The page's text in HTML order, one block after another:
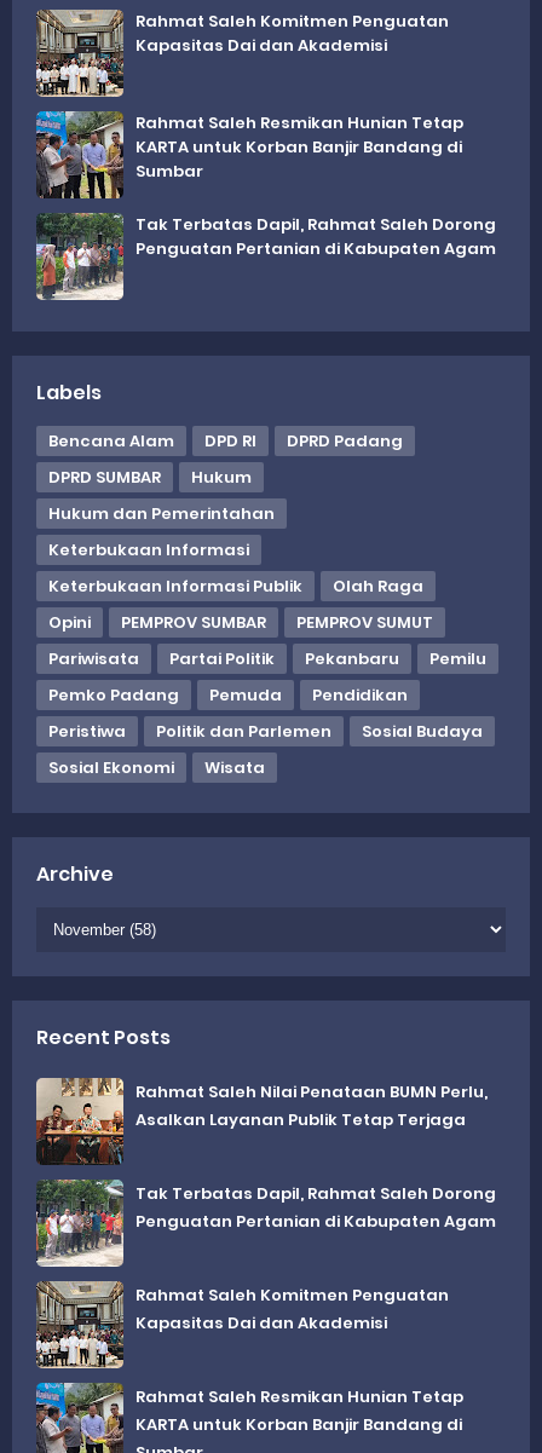
Rahmat Saleh Komitmen Penguatan
Kapasitas Dai dan Akademisi
Rahmat Saleh Resmikan Hunian Tetap
KARTA untuk Korban Banjir Bandang di
Sumbar
Tak Terbatas Dapil, Rahmat Saleh Dorong
Penguatan Pertanian di Kabupaten Agam
Labels
Bencana Alam DPD RI
DPRD Padang
DPRD SUMBAR
Hukum
Hukum dan Pemerintahan
Keterbukaan Informasi
Keterbukaan Informasi Publik
Olah Raga
Opini
PEMPROV SUMBAR
PEMPROV SUMUT
Pariwisata
Partai Politik Pekanbaru
Pemilu
Pemko Padang
Pemuda
Pendidikan
Peristiwa
Politik dan Parlemen
Sosial Budaya
Sosial Ekonomi
Wisata
Archive
Recent Posts
Rahmat Saleh Nilai Penataan BUMN Perlu,
Asalkan Layanan Publik Tetap Terjaga
Tak Terbatas Dapil, Rahmat Saleh Dorong
Penguatan Pertanian di Kabupaten Agam
Rahmat Saleh Komitmen Penguatan
Kapasitas Dai dan Akademisi
Rahmat Saleh Resmikan Hunian Tetap
KARTA untuk Korban Banjir Bandang di